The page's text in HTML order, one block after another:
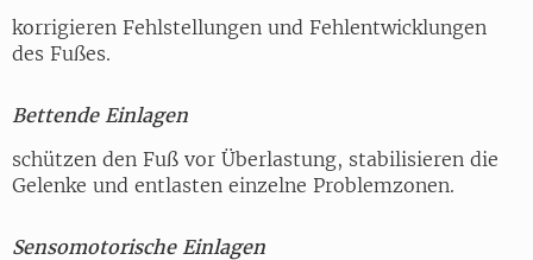
korrigieren Fehlstellungen und Fehlentwicklungen
des Fußes.
Bettende Einlagen
schützen den Fuß vor Überlastung, stabilisieren die
Gelenke und entlasten einzelne Problemzonen.
Sensomotorische Einlagen